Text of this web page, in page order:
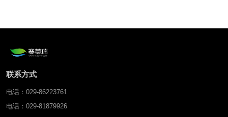
联系方式
电话：029-86223761
电话：029-81879926